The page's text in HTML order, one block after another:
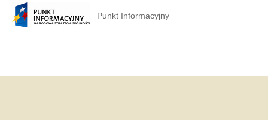
Punkt Informacyjny